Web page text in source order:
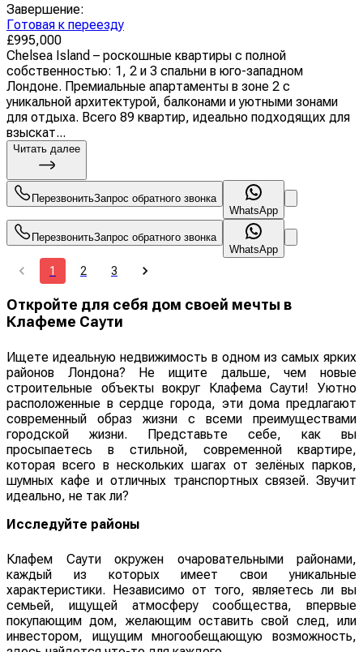
Завершение:
Готовая к переезду
£995,000
Chelsea Island – роскошные квартиры с полной
собственностью: 1, 2 и 3 спальни в юго-западном
Лондоне. Премиальные апартаменты в зоне 2 с
уникальной архитектурой, балконами и уютными зонами
для отдыха. Всего 89 квартир, идеально подходящих для
взыскат...
Читать далее
ПерезвонитьЗапрос обратного звонка
WhatsApp
ПерезвонитьЗапрос обратного звонка
WhatsApp
1 2 3
Откройте для себя дом своей мечты в
Клафеме Саути
Ищете идеальную недвижимость в одном из самых ярких
районов Лондона? Не ищите дальше, чем новые
строительные объекты вокруг Клафема Саути! Уютно
расположенные в сердце города, эти дома предлагают
современный образ жизни с всеми преимуществами
городской жизни. Представьте себе, как вы
просыпаетесь в стильной, современной квартире,
которая всего в нескольких шагах от зелёных парков,
шумных кафе и отличных транспортных связей. Звучит
идеально, не так ли?
Исследуйте районы
Клафем Саути окружен очаровательными районами,
каждый из которых имеет свои уникальные
характеристики. Независимо от того, являетесь ли вы
семьей, ищущей атмосферу сообщества, впервые
покупающим дом, желающим оставить свой след, или
инвестором, ищущим многообещающую возможность,